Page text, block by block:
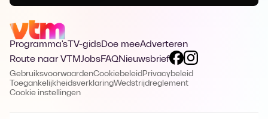
Programma's TV-gidsDoe meeAdverteren
Route naar VTMJobsFAQNieuwsbrief
GebruiksvoorwaardenCookiebeleid Privacybeleid
ToegankelijkheidsverklaringWedstrijdreglement
Cookie instellingen